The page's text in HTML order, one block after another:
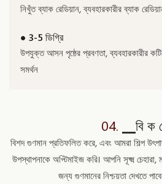
নিখুঁত ব্যাক রেডিয়ান, ব্যবহারকারীর ব্যাক
● 3-5 ডিগ্রি
উপযুক্ত আসন পৃষ্ঠের প্রবণতা, ব্যবহারকারীর
সমর্থন
04. ▁বি
বিশদ গুণমান প্রতিফলিত করে, এবং আমরা শিল্প
উপস্থাপনাকে অপ্টিমাইজ করি। আপনি সূক্ষ্ম
জন্য গুণমানের নিশ্চয়তা দেখতে